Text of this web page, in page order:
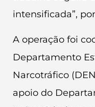
intensificada”,
A operação foi
Departamento
Narcotráfico
apoio do